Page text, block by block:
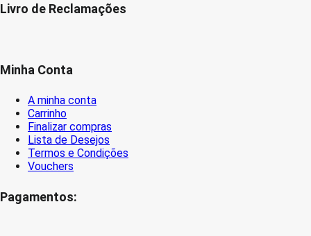
Livro de Reclamações
Minha Conta
A minha conta
Carrinho
Finalizar compras
Lista de Desejos
Termos e Condições
Vouchers
Pagamentos: